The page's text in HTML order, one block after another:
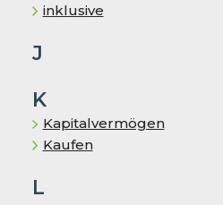
inklusive
J
K
Kapitalvermögen
Kaufen
L